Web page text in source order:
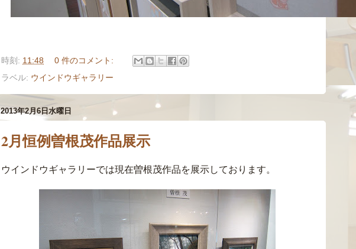
時刻: 11:48
0 件のコメント:
ラベル: ウインドウギャラリー
2013年2月6日水曜日
2月恒例曽根茂作品展示
ウインドウギャラリーでは現在曽根茂作品を展示しております。